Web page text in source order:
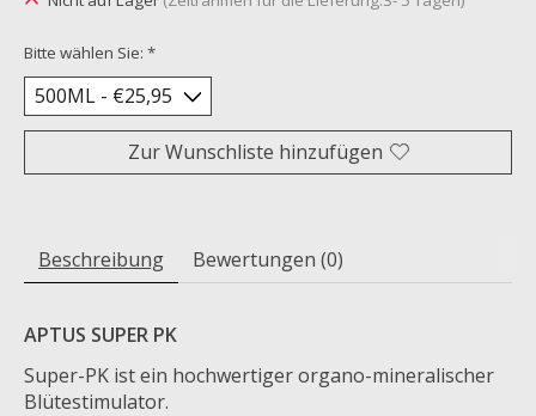
Bitte wählen Sie: *
Zur Wunschliste hinzufügen
Beschreibung Bewertungen (0)
APTUS SUPER PK
Super-PK ist ein hochwertiger organo-mineralischer
Blütestimulator.